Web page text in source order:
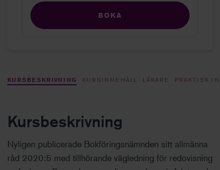
BOKA
KURSBESKRIVNING KURSINNEHÅLL LÄRARE PRAKTISK
Kursbeskrivning
Nyligen publicerade Bokföringsnämnden sitt allmänna
råd 2020:5 med tillhörande vägledning för redovisning